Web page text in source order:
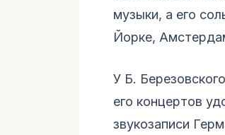
музыки, а его
Йорке,
У Б.
его концертов
звукозаписи